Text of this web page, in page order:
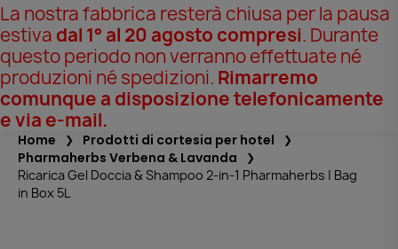
La nostra fabbrica resterà chiusa per la pausa
estiva dal 1° al 20 agosto compresi. Durante
questo periodo non verranno effettuate né
produzioni né spedizioni. Rimarremo
comunque a disposizione telefonicamente
e via e-mail.
Home
Prodotti di cortesia per hotel
Pharmaherbs Verbena & Lavanda
Ricarica Gel Doccia & Shampoo 2-in-1 Pharmaherbs | Bag
in Box 5L